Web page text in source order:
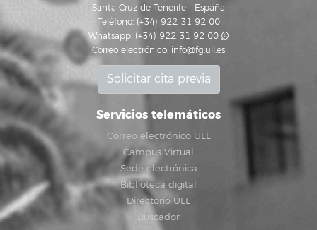
Santa Cruz de Tenerife - España
Teléfono: (+34) 922 31 92 00
Whatsapp: (+34) 922 31 92 00
Correo electrónico: info@fg.ull.es
Solicitar cita previa
Servicios telemáticos
Correo electrónico ULL
Campus Virtual
Sede electrónica
Biblioteca digital
Directorio ULL
Buscador